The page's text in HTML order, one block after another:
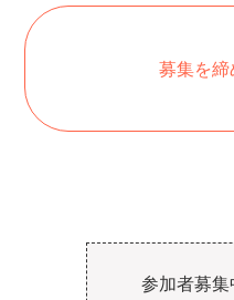
募集を締
参加者募